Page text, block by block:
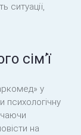
ситуації,
сім’ї
у
на